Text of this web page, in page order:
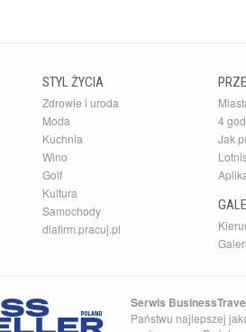
STYL ŻYCIA
Zdrowie i uroda
Moda
Kuchnia
Wino
Golf
Kultura
Samochody
dlafirm.pracuj.pl
4
Jak
Serwis
Państwu najlepszej